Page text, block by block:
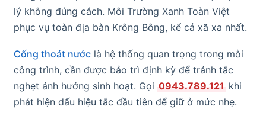
lý không đúng cách. Môi Trường Xanh Toàn Việt
phục vụ toàn địa bàn Krông Bông, kể cả xã xa nhất.
Cống thoát nước là hệ thống quan trọng trong mỗi
công trình, cần được bảo trì định kỳ để tránh tắc
nghẹt ảnh hưởng sinh hoạt. Gọi 0943.789.121 khi
phát hiện dấu hiệu tắc đầu tiên để giữ ở mức nhẹ.